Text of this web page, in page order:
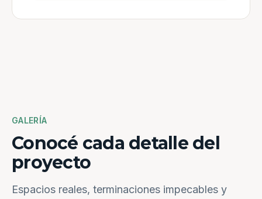
GALERÍA
Conocé cada detalle del
proyecto
Espacios reales, terminaciones impecables y